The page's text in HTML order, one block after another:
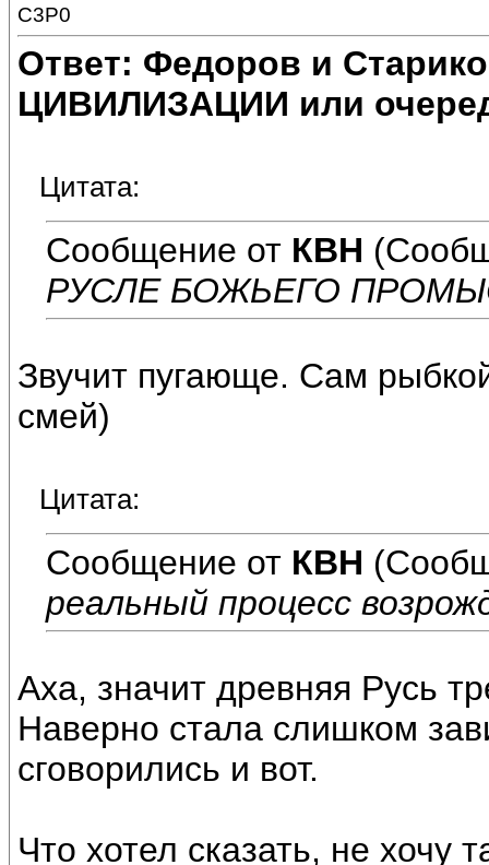
C3P0
Ответ: Федоров и
ЦИВИЛИЗАЦИИ или
Цитата:
Сообщение от КВН
РУСЛЕ БОЖЬЕГО
Звучит пугающе. Сам
смей)
Цитата:
Сообщение от КВН
реальный процесс
Аха, значит древняя Русь
Наверно стала слишком
сговорились и вот.
Что хотел сказать, не хочу